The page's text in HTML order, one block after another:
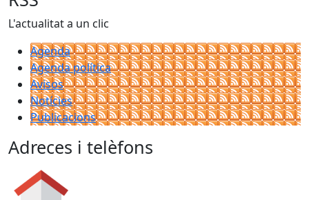
L'actualitat a un clic
Agenda
Agenda política
Avisos
Notícies
Publicacions
Adreces i telèfons